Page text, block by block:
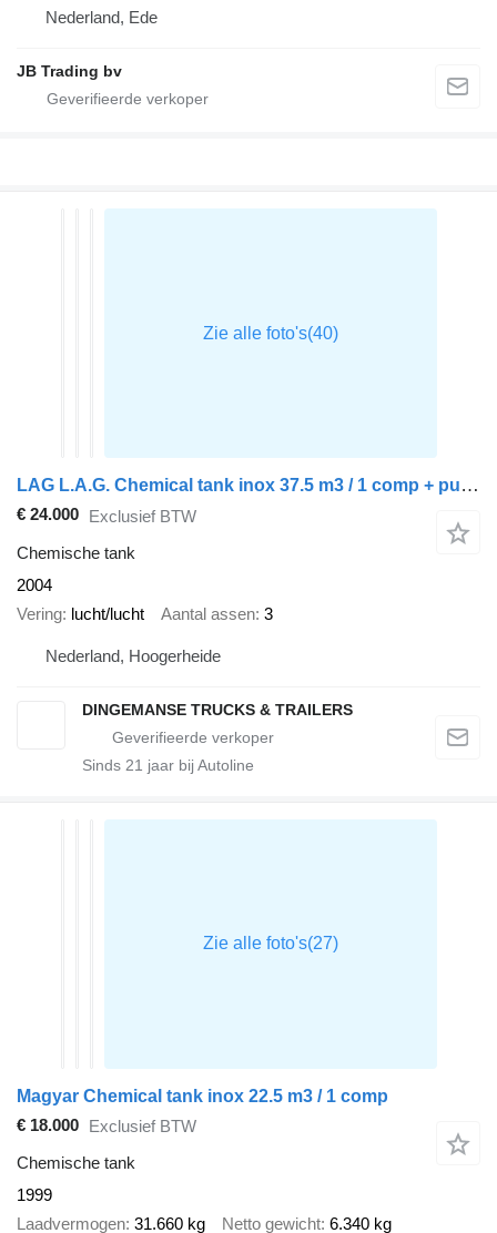
Nederland, Ede
JB Trading bv
LAG L.A.G. Chemical tank inox 37.5 m3 / 1 comp + pump
€ 24.000 Exclusief BTW
Chemische tank
2004
Vering lucht/lucht Aantal assen 3
Nederland, Hoogerheide
DINGEMANSE TRUCKS & TRAILERS
Sinds 21 jaar bij Autoline
Magyar Chemical tank inox 22.5 m3 / 1 comp
€ 18.000 Exclusief BTW
Chemische tank
1999
Laadvermogen 31.660 kg Netto gewicht 6.340 kg